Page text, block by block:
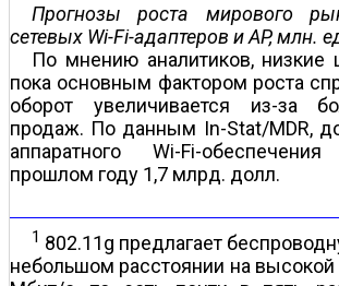
Прогнозы роста мирового
сетевых Wi-Fi-адаптеров и AP, млн.
По мнению аналитиков, низкие
пока основным фактором роста
оборот увеличивается из-за
продаж. По данным In-Stat/MDR,
аппаратного Wi-Fi-
прошлом году 1,7 млрд. долл.
1 802.11g предлагает
небольшом расстоянии на высокой